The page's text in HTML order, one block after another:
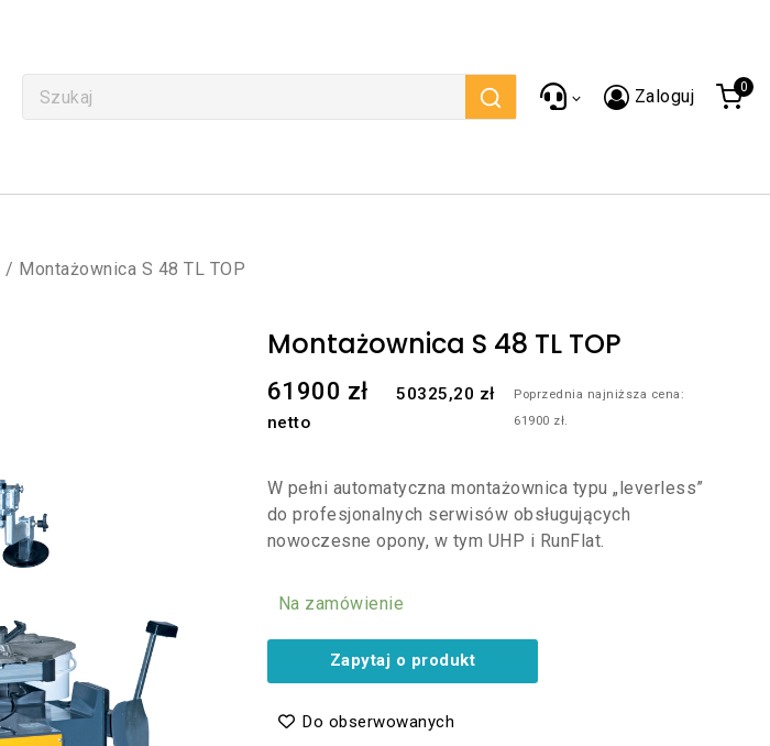
Zaloguj 0
/ Montażownica S 48 TL TOP
Montażownica S 48 TL TOP
61900 zł 50325,20 zł
netto
Poprzednia najniższa cena:
61900 zł.
W pełni automatyczna montażownica typu „leverless”
do profesjonalnych serwisów obsługujących
nowoczesne opony, w tym UHP i RunFlat.
Na zamówienie
Zapytaj o produkt
Do obserwowanych